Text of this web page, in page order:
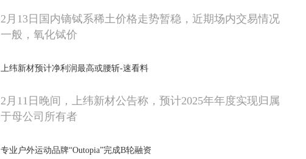
2月13日国内镝铽系稀土价格走势暂稳，近期场内交易情况
一般，氧化铽价
上纬新材预计净利润最高或腰斩-速看料
2月11日晚间，上纬新材公告称，预计2025年年度实现归属
于母公司所有者
专业户外运动品牌“Outopia”完成B轮融资